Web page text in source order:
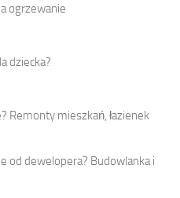
ogrzewanie
dziecka?
Remonty mieszkań, łazienek
od dewelopera? Budowlanka i